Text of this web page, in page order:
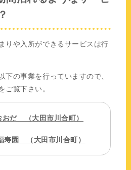
りや入所ができるサービスは行
下の事業を行っていますので、
ご覧下さい。
おだ （大田市川合町）
寿園 （大田市川合町）